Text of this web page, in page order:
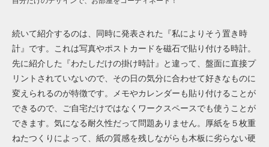
続いて紹介するのは、同時に発表された『私によりそう置き時
計』です。これは写真やポストカードを磁石で貼り付ける時計。
先に紹介した『わたしだけの掛け時計』と違って、盤面に直接プ
リントされていないので、その日の気分に合わせて好きなものに
変えられるのが特徴です。メモやカレンダーも貼り付けることが
できるので、ご自宅だけではなくワークスペースでも使うことが
できます。気になる耐久性だって問題ありません。厚紙を５枚重
ねたつくりによって、紙の質感を残しながらも木板に劣らない硬